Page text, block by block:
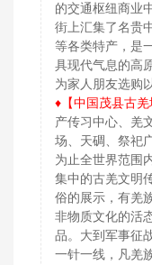
的交通枢纽商业
街上汇集了名贵
等各类特产，是
具现代气息的高
为家人朋友选购
♦【中国茂县古羌
产传习中心、羌
场、天碉、祭祀
为止全世界范围
集中的古羌文明
俗的展示，有羌
非物质文化的活
品。大到军事征
一针一线，凡羌